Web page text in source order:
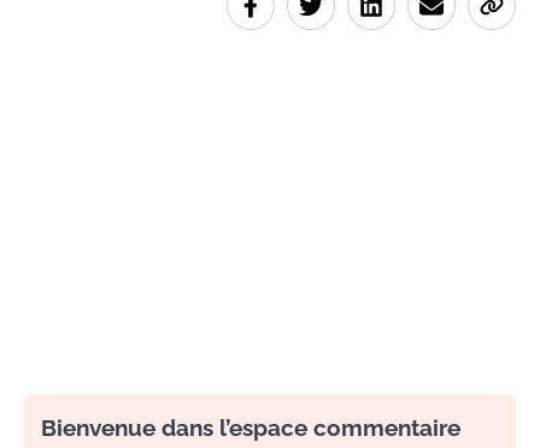
Bienvenue dans l’espace commentaire